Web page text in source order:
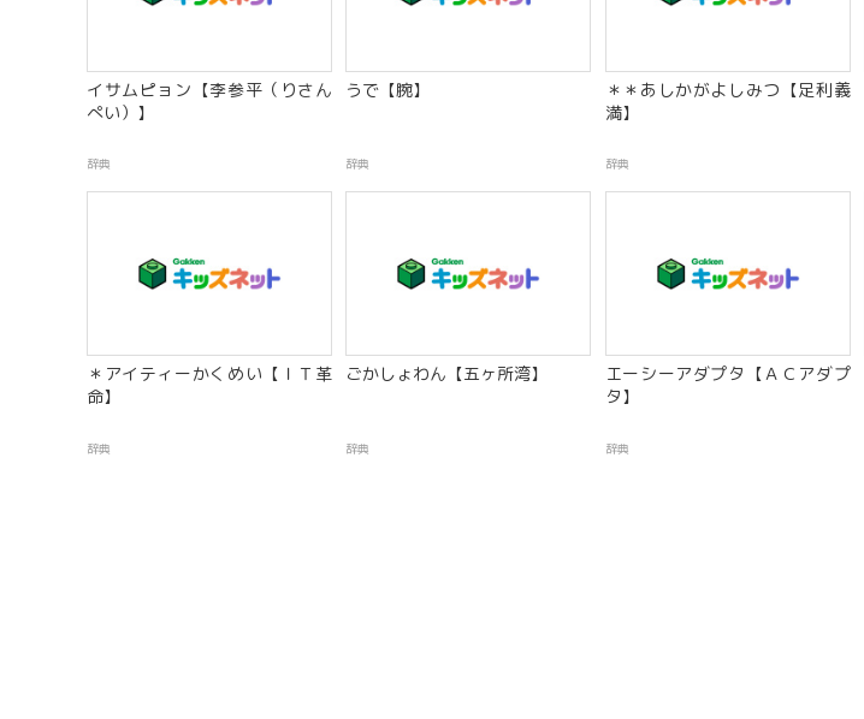
イサムピョン【李参平（りさん
ぺい）】
辞典
うで【腕】
辞典
＊＊あしかがよしみつ【足利義
満】
辞典
＊アイティーかくめい【ＩＴ革
命】
辞典
ごかしょわん【五ヶ所湾】
辞典
エーシーアダプタ【ＡＣアダプ
タ】
辞典